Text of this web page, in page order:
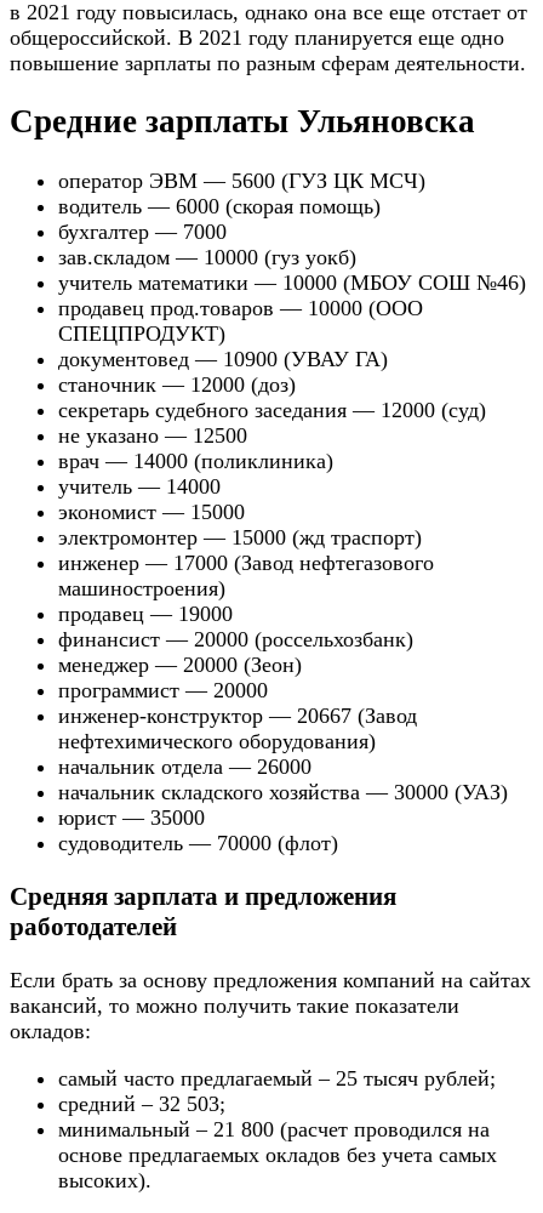
в 2021 году повысилась, однако она все еще отстает от
общероссийской. В 2021 году планируется еще одно
повышение зарплаты по разным сферам деятельности.
Средние зарплаты Ульяновска
оператор ЭВМ — 5600 (ГУЗ ЦК МСЧ)
водитель — 6000 (скорая помощь)
бухгалтер — 7000
зав.складом — 10000 (гуз уокб)
учитель математики — 10000 (МБОУ СОШ №46)
продавец прод.товаров — 10000 (ООО
СПЕЦПРОДУКТ)
документовед — 10900 (УВАУ ГА)
станочник — 12000 (доз)
секретарь судебного заседания — 12000 (суд)
не указано — 12500
врач — 14000 (поликлиника)
учитель — 14000
экономист — 15000
электромонтер — 15000 (жд траспорт)
инженер — 17000 (Завод нефтегазового
машиностроения)
продавец — 19000
финансист — 20000 (россельхозбанк)
менеджер — 20000 (Зеон)
программист — 20000
инженер-конструктор — 20667 (Завод
нефтехимического оборудования)
начальник отдела — 26000
начальник складского хозяйства — 30000 (УАЗ)
юрист — 35000
судоводитель — 70000 (флот)
Средняя зарплата и предложения
работодателей
Если брать за основу предложения компаний на сайтах
вакансий, то можно получить такие показатели
окладов:
самый часто предлагаемый – 25 тысяч рублей;
средний – 32 503;
минимальный – 21 800 (расчет проводился на
основе предлагаемых окладов без учета самых
высоких).